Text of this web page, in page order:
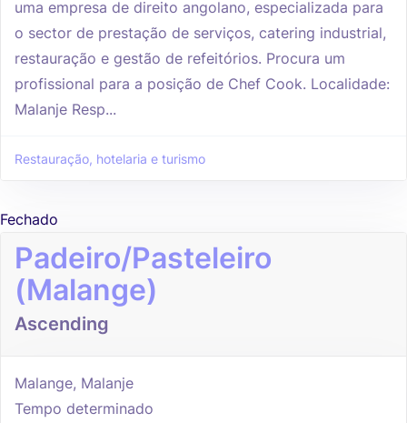
uma empresa de direito angolano, especializada para
o sector de prestação de serviços, catering industrial,
restauração e gestão de refeitórios. Procura um
profissional para a posição de Chef Cook. Localidade:
Malanje Resp...
Restauração, hotelaria e turismo
Fechado
Padeiro/Pasteleiro
(Malange)
Ascending
Malange, Malanje
Tempo determinado